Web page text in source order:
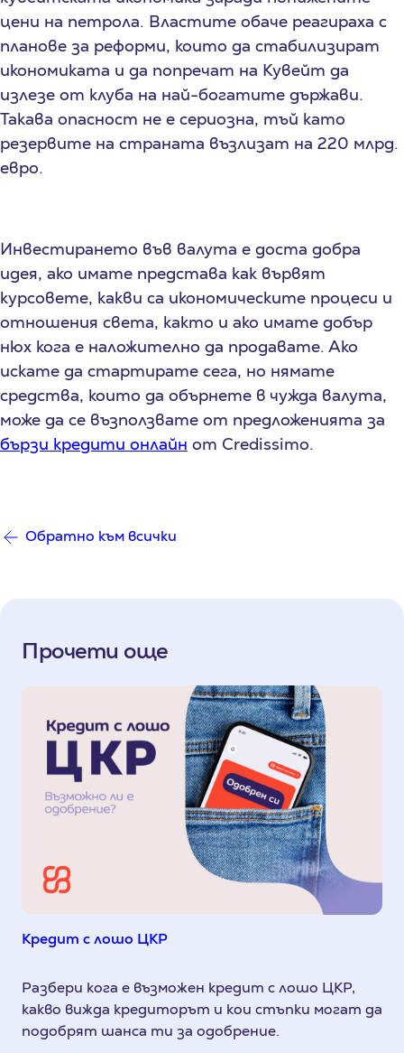
цени на петрола. Властите обаче реагираха с
планове за реформи, които да стабилизират
икономиката и да попречат на Кувейт да
излезе от клуба на най-богатите държави.
Такава опасност не е сериозна, тъй като
резервите на страната възлизат на 220 млрд.
евро.
Инвестирането във валута е доста добра
идея, ако имате представа как вървят
курсовете, какви са икономическите процеси и
отношения света, както и ако имате добър
нюх кога е наложително да продавате. Ако
искате да стартирате сега, но нямате
средства, които да обърнете в чужда валута,
може да се възползвате от предложенията за
бързи кредити онлайн от Credissimo.
Обратно към всички
Прочети още
Кредит с лошо ЦКР
Разбери кога е възможен кредит с лошо ЦКР,
какво вижда кредиторът и кои стъпки могат да
подобрят шанса ти за одобрение.